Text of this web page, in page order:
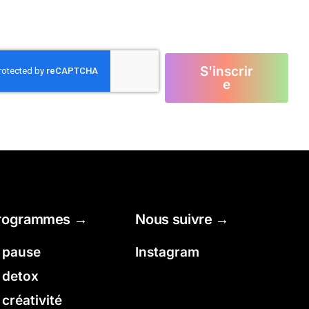
S'inscrir
e
→
créativité
Nous suivre →
Instagram